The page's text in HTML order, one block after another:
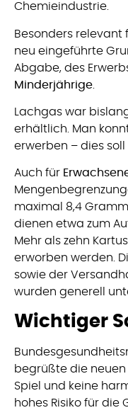
Chemieindustrie.
Besonders relevant
neu eingeführte
Abgabe, des
Minderjährige
Lachgas war
erhältlich. Man
erwerben – dies
Auch für
maximal 8,4
dienen etwa zum
Mehr als zehn
erworben werden.
sowie der
wurden generell
Wichtiger
begrüßte die neuen
Spiel und keine
hohes Risiko für die